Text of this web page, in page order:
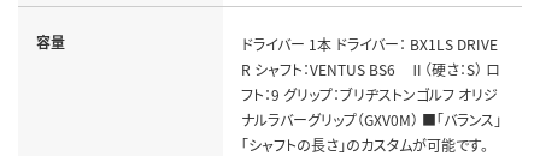
容量
ドライバー 1本 ドライバー： BX1LS DRIVE
R シャフト：VENTUS BS6 Ⅱ（硬さ：S） ロ
フト：9 グリップ：ブリヂストンゴルフ オリジ
ナルラバーグリップ（GXV0M） ■「バランス」
「シャフトの長さ」のカスタムが可能です。